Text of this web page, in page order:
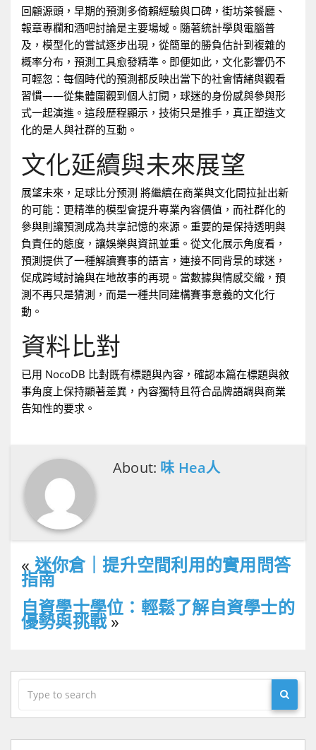
回顧源頭，早期的預測多倚賴經驗與口碑，街坊茶餐廳、
報章專欄和酒吧討論是主要場域。隨著統計學與電腦普
及，模型化的嘗試逐步出現，從簡單的勝負估計到複雜的
概率分布，預測工具愈發精準。即便如此，文化影響仍不
可輕忽：每個時代的預測都反映出當下的社會情緒與觀看
習慣——從集體圍觀到個人訂閱，球迷的身份感與參與形
式一起演進。這段歷程顯示，技術只是推手，真正塑造文
化的是人與社群的互動。
文化延續與未來展望
展望未來，足球比分预测 將繼續在商業與文化間拉扯出新
的可能：更精準的模型會提升專業內容價值，而社群化的
參與則讓預測成為共享記憶的來源。重要的是保持透明與
負責任的態度，讓娛樂與資訊並重。從文化展示角度看，
預測提供了一種解讀賽事的語言，連接不同背景的球迷，
促成跨域討論與在地故事的再現。當數據與情感交織，預
測不再只是猜測，而是一種共同建構賽事意義的文化行
動。
資料比對
已用 NocoDB 比對既有標題與內容，確認本篇在標題與敘
事角度上保持顯著差異，內容獨特且符合品牌語調與商業
告知性的要求。
About: 味 Hea人
« 迷你倉｜提升空間利用的實用問答
指南
自資學士學位：輕鬆了解自資學士的
優勢與挑戰»